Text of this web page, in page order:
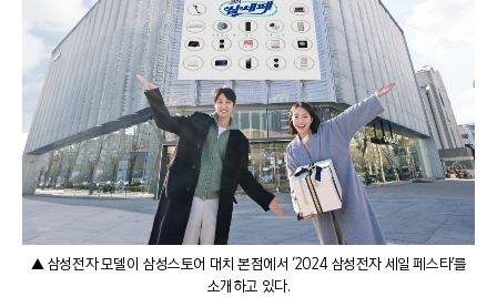
▲ 삼성전자 모델이 삼성스토어 대치 본점에서 ‘2024 삼성전자 세일 페스타’를
소개하고 있다.